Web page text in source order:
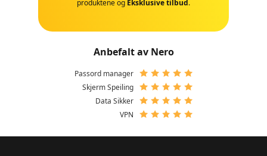
produktene og Eksklusive tilbud.
Anbefalt av Nero
Passord manager
Skjerm Speiling
Data Sikker
VPN